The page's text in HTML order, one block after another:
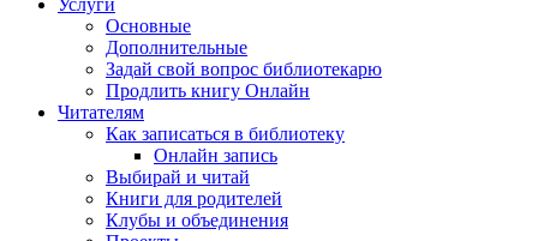
Услуги
Основные
Дополнительные
Задай свой вопрос библиотекарю
Продлить книгу Онлайн
Читателям
Как записаться в библиотеку
Онлайн запись
Выбирай и читай
Книги для родителей
Клубы и объединения